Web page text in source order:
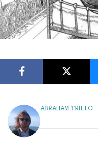
ABRAHAM TRILLO